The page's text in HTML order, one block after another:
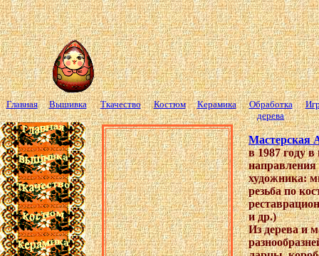
Главная Вышивка Ткачество Костюм Керамика
Обработка
дерева
Мастерская
в 1987 году
направления
художника:
резьба по
и др.)
Из дерева и